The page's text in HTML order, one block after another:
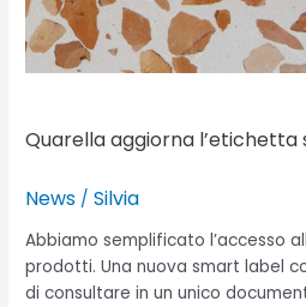
Quarella aggiorna
News /Silvia
Abbiamo semplificato l’accesso
prodotti. Una nuova smart label
di consultare in un unico